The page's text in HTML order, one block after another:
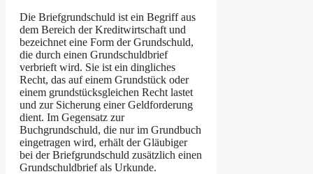
Die Briefgrundschuld ist ein Begriff aus
dem Bereich der Kreditwirtschaft und
bezeichnet eine Form der Grundschuld,
die durch einen Grundschuldbrief
verbrieft wird. Sie ist ein dingliches
Recht, das auf einem Grundstück oder
einem grundstücksgleichen Recht lastet
und zur Sicherung einer Geldforderung
dient. Im Gegensatz zur
Buchgrundschuld, die nur im Grundbuch
eingetragen wird, erhält der Gläubiger
bei der Briefgrundschuld zusätzlich einen
Grundschuldbrief als Urkunde.